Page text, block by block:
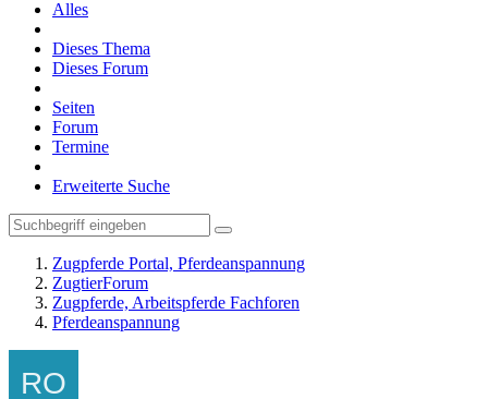
Alles
Dieses Thema
Dieses Forum
Seiten
Forum
Termine
Erweiterte Suche
Zugpferde Portal, Pferdeanspannung
ZugtierForum
Zugpferde, Arbeitspferde Fachforen
Pferdeanspannung